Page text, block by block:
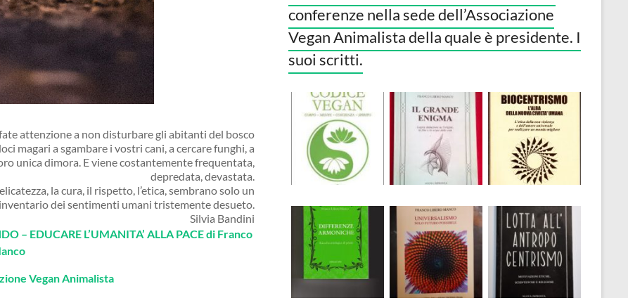
attenzione a non disturbare gli abitanti del bosco
magari a sgambare i vostri cani, a cercare funghi, a
unica dimora. E viene costantemente frequentata,
depredata, devastata.
la cura, il rispetto, l’etica, sembrano solo un
dei sentimenti umani tristemente desueto.
Silvia Bandini
– EDUCARE L’UMANITA’ ALLA PACE di Franco
Vegan Animalista
conferenze nella sede dell’Associazione
Vegan Animalista della quale è presidente. I
suoi scritti.